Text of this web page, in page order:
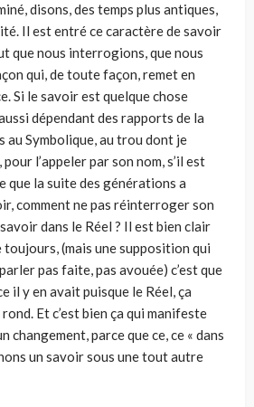
disons, des temps plus antiques,
Il est entré ce caractère de savoir
que nous interrogions, que nous
qui, de toute façon, remet en
Si le savoir est quelque chose
dépendant des rapports de la
au Symbolique, au trou dont je
l’appeler par son nom, s’il est
que la suite des générations a
comment ne pas réinterroger son
dans le Réel ? Il est bien clair
(mais une supposition qui
pas faite, pas avouée) c’est que
il y en avait puisque le Réel, ça
Et c’est bien ça qui manifeste
changement, parce que ce, ce « dans
un savoir sous une tout autre